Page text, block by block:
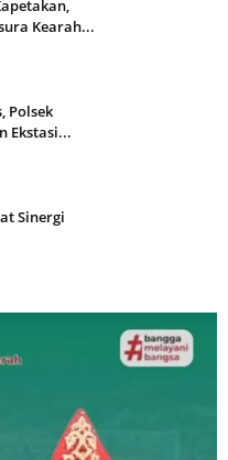
Kearah...
Polsek
Ekstasi...
Sinergi